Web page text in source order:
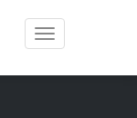
Toggle
navigation